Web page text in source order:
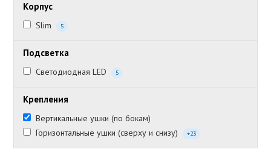
Корпус
Slim 5
Подсветка
Светодиодная LED 5
Крепления
Вертикальные ушки (по бокам)
Горизонтальные ушки (сверху и снизу)
+23